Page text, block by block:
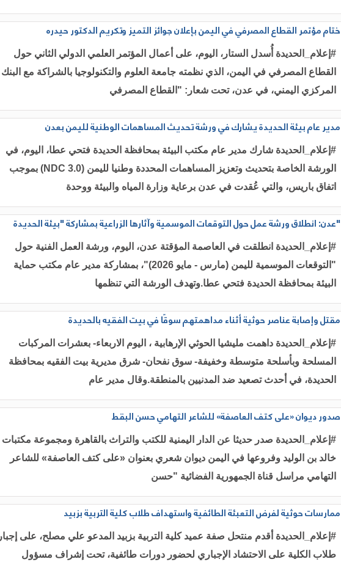
ختام مؤتمر القطاع المصرفي في اليمن بإعلان جوائز التميز وتكريم الدكتور حيدره
#إعلام_الحديدة أُسدل الستار، اليوم، على أعمال المؤتمر العلمي الدولي الثاني حول
القطاع المصرفي في اليمن، الذي نظمته جامعة العلوم والتكنولوجيا بالشراكة مع البنك
المركزي اليمني، في عدن، تحت شعار: "القطاع المصرفي
مدير عام بيئة الحديدة يشارك في ورشة تحديث المساهمات الوطنية لليمن بعدن
#إعلام_الحديدة شارك مدير عام مكتب البيئة بمحافظة الحديدة فتحي عطا، اليوم، في
الورشة الخاصة بتحديث وتعزيز المساهمات المحددة وطنيا لليمن (NDC 3.0) بموجب
اتفاق باريس، والتي عُقدت في عدن برعاية وزارة المياه والبيئة ووحدة
"عدن: انطلاق ورشة عمل حول التوقعات الموسمية وآثارها الزراعية بمشاركة "بيئة الحديدة
​#إعلام_الحديدة ​انطلقت في العاصمة المؤقتة عدن، اليوم، ورشة العمل الفنية حول
"التوقعات الموسمية لليمن (مارس - مايو 2026)"، بمشاركة مدير عام مكتب حماية
البيئة بمحافظة الحديدة فتحي عطا.وتهدف ​الورشة التي تنظمها
مقتل وإصابة عناصر حوثية أثناء مداهمتهم سوقًا في بيت الفقيه بالحديدة
#إعلام_الحديدة داهمت مليشيا الحوثي الإرهابية ، اليوم الاربعاء- بعشرات المركبات
المسلحة وبأسلحة متوسطة وخفيفة- سوق نفحان- شرق مديرية بيت الفقيه بمحافظة
الحديدة، في أحدث تصعيد ضد المدنيين بالمنطقة.وقال مدير عام
صدور ديوان «على كتف العاصفة» للشاعر التهامي حسن البقط
#إعلام_الحديدة صدر حديثا عن الدار اليمنية للكتب والتراث بالقاهرة ومجموعة مكتبات
خالد بن الوليد وفروعها في اليمن ديوان شعري بعنوان «على كتف العاصفة» للشاعر
التهامي مراسل قناة الجمهورية الفضائية "حسن
ممارسات حوثية لفرض التعبئة الطائفية واستهداف طلاب كلية التربية بزبيد
#إعلام_الحديدة أقدم منتحل صفة عميد كلية التربية بزبيد المدعو علي مصلح، على إجبار
طلاب الكلية على الاحتشاد الإجباري لحضور دورات طائفية، تحت إشراف مسؤول